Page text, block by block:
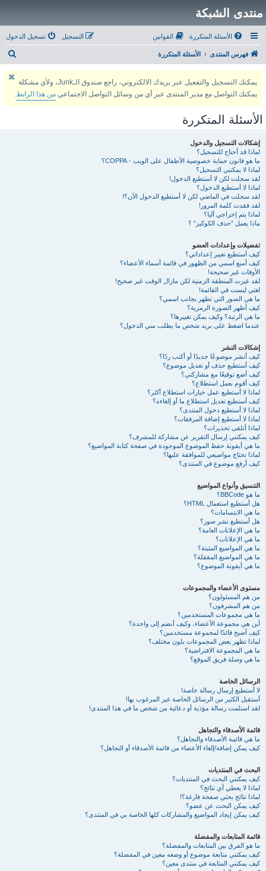
منتدى الشبكة
الأسئلة المتكررة القوانين تسجيل الدخول التسجيل
فهرس المنتدى الأسئلة المتكررة
يمكنك التسجيل والتفعيل عبر بريدك الالكتروني، راجع صندوق الـJunk، ولأي مشكلة
يمكنك التواصل مع مدير المنتدى عبر أي من وسائل التواصل الاجتماعي من هذا الرابط.
الأسئلة المتكررة
إشكالات التسجيل والدخول
لماذا قد أحتاج للتسجيل؟
ما هو قانون حماية خصوصية الأطفال على الويب - COPPA؟
لماذا لا يمكنني التسجيل؟
لقد سجلت لكن لا أستطيع الدخول!
لماذا لا أستطيع الدخول؟
لقد سجلت في الماضي لكن لا أستطيع الدخول الآن؟!
لقد فقدت كلمة المرور!
لماذا يتم إخراجي آليا؟
ماذا يعمل ”حذف الكوكيز“ ؟
تفضيلات وإعدادات العضو
كيف أستطيع تغيير إعداداتي؟
كيف أمنع اسمي من الظهور في قائمة أسماء الأعضاء؟
الأوقات غير صحيحة!
لقد غيرت المنطقة الزمنية لكن مازال الوقت غير صحيح!
لغتي ليست في القائمة!
ما هي الصور التي تظهر بجانب اسمي؟
كيف أظهر الصورة الرمزية؟
ما هي الرتبة؟ وكيف يمكن تغييرها؟
عندما اضغط على بريد شخص ما يطلب مني الدخول؟
إشكالات النشر
كيف أنشر موضوعًا جديدًا أو أكتب ردًا؟
كيف أستطيع حذف أو تعديل موضوع؟
كيف أضع توقيعًا مع مشاركتي؟
كيف أقوم بعمل استطلاع؟
لماذا لا أستطيع عمل خيارات استطلاع أكثر؟
كيف أستطيع تعديل استطلاع ما أو إلغاءه؟
لماذا لا أستطيع دخول المنتدى؟
لماذا لا أستطيع إضافة المرفقات؟
لماذا أتلقى تحذيرات؟
كيف يمكنني إرسال التقرير عن مشاركة للمشرف؟
ما هي أيقونة حفظ الموضوع الموجودة في صفحة كتابة المواضيع؟
لماذا تحتاج مواضيعي للموافقة عليها؟
كيف أرفع موضوع في المنتدى؟
التنسيق وأنواع المواضيع
ما هو BBCode؟
هل أستطيع استعمال HTML؟
ما هي الابتسامات؟
هل أستطيع نشر صور؟
ما هي الإعلانات العامة؟
ما هي الإعلانات؟
ما هي المواضيع المثبتة؟
ما هي المواضيع المقفلة؟
ما هي أيقونة الموضوع؟
مستوى الأعضاء والمجموعات
من هم المسئولون؟
من هم المشرفون؟
ما هي مجموعات المستخدمين؟
أين هي مجموعة الأعضاء، وكيف أنضم إلى واحدة؟
كيف أصبح قائدًا لمجموعة مستخدمين؟
لماذا تظهر بعض المجموعات بلون مختلف؟
ما هي المجموعة الافتراضية؟
ما هي وصلة فريق الموقع؟
الرسائل الخاصة
لا أستطيع إرسال رسالة خاصة!
أستقبل الكثير من الرسائل الخاصة غير المرغوب بها!
لقد استلمت رسالة مؤذية أو دعائية من شخص ما في هذا المنتدى!
قائمة الأصدقاء والتجاهل
ما هي قائمة الأصدقاء والتجاهل؟
كيف يمكن إضافة/إلغاء الأعضاء من قائمة الأصدقاء أو التجاهل؟
البحث في المنتديات
كيف يمكنني البحث في المنتديات؟
لماذا لا يعطي أي نتائج؟
لماذا نتائج بحثي صفحة فارغة؟!
كيف يمكن البحث عن عضو؟
كيف يمكن إيجاد المواضيع والمشاركات كلها الخاصة بي في المنتدى؟
قائمة المتابعات والمفضلة
ما هو الفرق بين المتابعات والمفضلة؟
كيف يمكنني متابعة موضوع أو وضعه معين في المفضلة؟
كيف يمكنني المتابعة في منتدى معين؟